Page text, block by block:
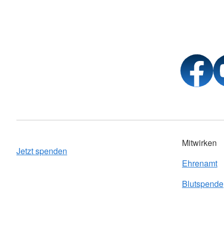
Jetzt spenden
Mitwirken
Ehrenamt
Blutspende